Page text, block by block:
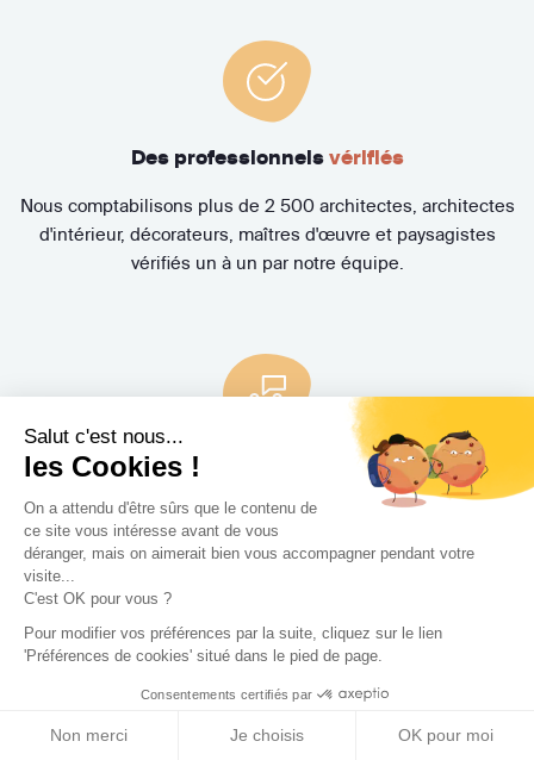
Salut c'est nous...
les Cookies !
On a attendu d'être sûrs que le contenu de
ce site vous intéresse avant de vous
déranger, mais on aimerait bien vous accompagner pendant votre
visite...
C'est OK pour vous ?
Pour modifier vos préférences par la suite, cliquez sur le lien
'Préférences de cookies' situé dans le pied de page.
Consentements certifiés par
Non merci Je choisis OK pour moi
Des professionnels vérifiés
Nous comptabilisons plus de 2 500 architectes, architectes
d'intérieur, décorateurs, maîtres d'œuvre et paysagistes
vérifiés un à un par notre équipe.
Un accompagnement deA à Z
Nos Experts Travaux vous aident à trouver le Concepteur
(architecte, architecte d'intérieur, décorateur, maître
d'œuvre, paysagiste) idéal et suivent l'évolution de votre
projet. Bénéficiez également de la Protection Juridique
Travaux MMA offerte et de nombreuses garanties
exclusives.